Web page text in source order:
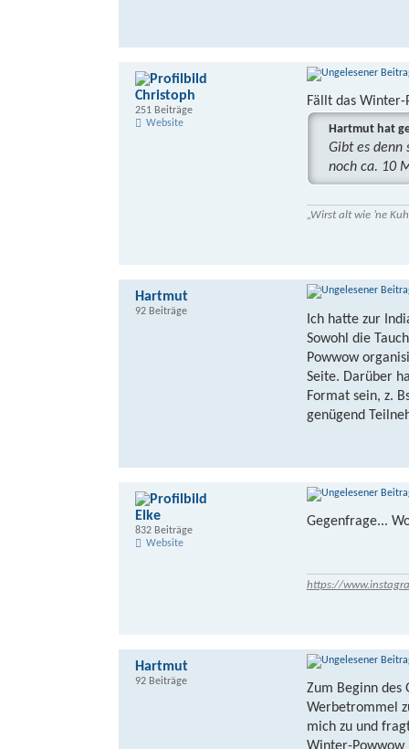
Fällt das Winter-
Hartmut hat
Gibt es denn
noch ca. 10
„Wirst alt wie ’ne
Christoph
251 Beiträge
Website
Ich hatte zur
Sowohl die
Powwow
Seite. Darüber
Format sein, z.
genügend
Hartmut
92 Beiträge
Gegenfrage...
https://
Elke
832 Beiträge
Website
Zum Beginn
Werbetrommel
mich zu und
Hartmut
92 Beiträge